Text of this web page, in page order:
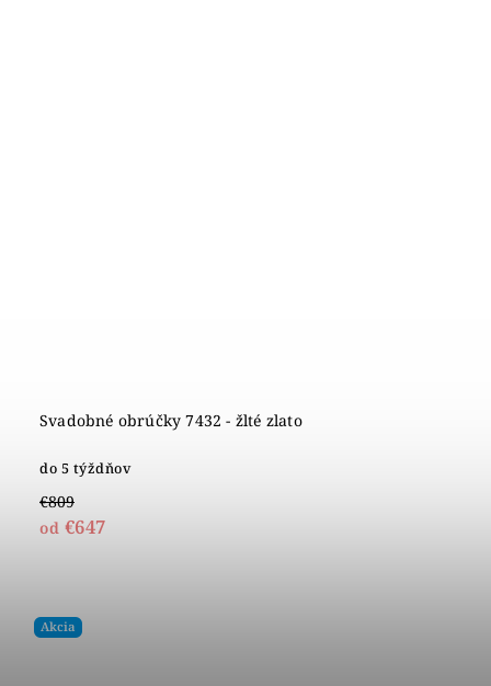
Svadobné obrúčky 7432 - žlté zlato
do 5 týždňov
€809
od €647
Akcia